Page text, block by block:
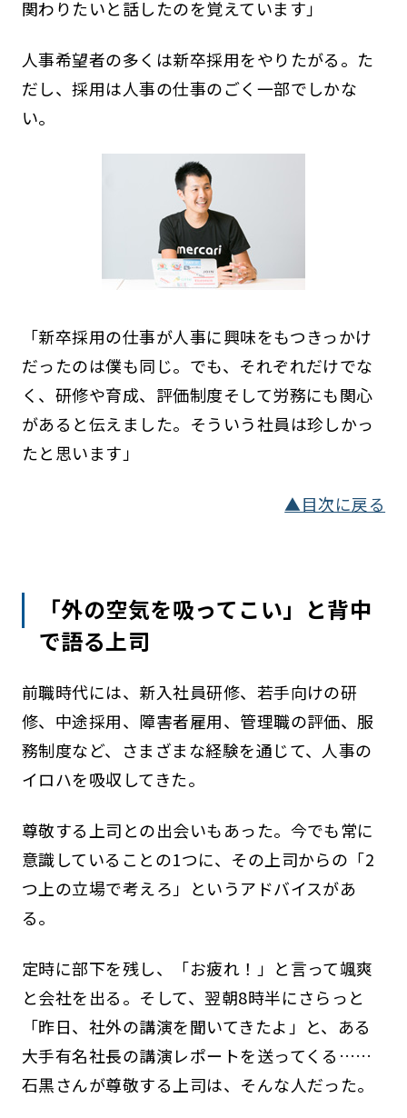
関わりたいと話したのを覚えています」
人事希望者の多くは新卒採用をやりたがる。た
だし、採用は人事の仕事のごく一部でしかな
い。
「新卒採用の仕事が人事に興味をもつきっかけ
だったのは僕も同じ。でも、それぞれだけでな
く、研修や育成、評価制度そして労務にも関心
があると伝えました。そういう社員は珍しかっ
たと思います」
▲目次に戻る
「外の空気を吸ってこい」と背中
で語る上司
前職時代には、新入社員研修、若手向けの研
修、中途採用、障害者雇用、管理職の評価、服
務制度など、さまざまな経験を通じて、人事の
イロハを吸収してきた。
尊敬する上司との出会いもあった。今でも常に
意識していることの1つに、その上司からの「2
つ上の立場で考えろ」というアドバイスがあ
る。
定時に部下を残し、「お疲れ！」と言って颯爽
と会社を出る。そして、翌朝8時半にさらっと
「昨日、社外の講演を聞いてきたよ」と、ある
大手有名社長の講演レポートを送ってくる……
石黒さんが尊敬する上司は、そんな人だった。